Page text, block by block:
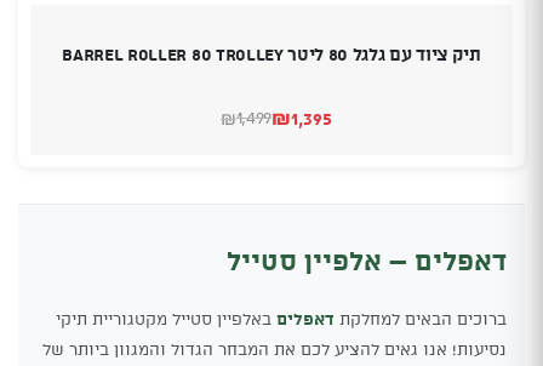
תיק ציוד עם גלגל 80 ליטר Barrel Roller 80 Trolley
₪1,499
המחיר₪1,395
המחיר
דאפלים – אלפיין סטייל
ברוכים הבאים למחלקת דאפלים באלפיין סטייל מקטגוריית תיקי
נסיעות! אנו גאים להציע לכם את המבחר הגדול והמגוון ביותר של